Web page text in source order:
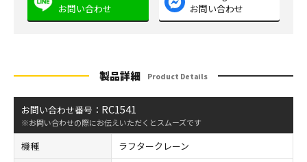
お問い合わせ
お問い合わせ
製品詳細 Product Details
お問い合わせ番号： RC1541
※お問い合わせの際にお伝えいただくとスムーズです
機種
ラフタークレーン